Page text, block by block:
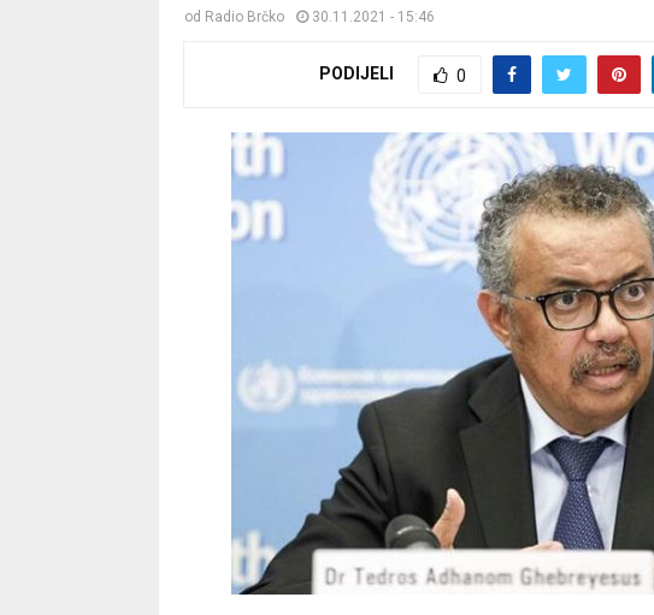
od Radio Brčko 30.11.2021 - 15:46
PODIJELI 0